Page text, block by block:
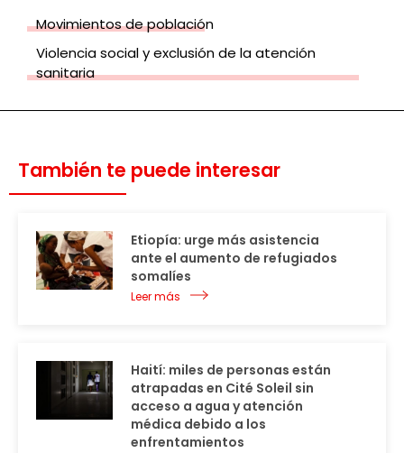
Movimientos de población
Violencia social y exclusión de la atención
sanitaria
También te puede interesar
Etiopía: urge más asistencia
ante el aumento de refugiados
somalíes
Leer más
Haití: miles de personas están
atrapadas en Cité Soleil sin
acceso a agua y atención
médica debido a los
enfrentamientos